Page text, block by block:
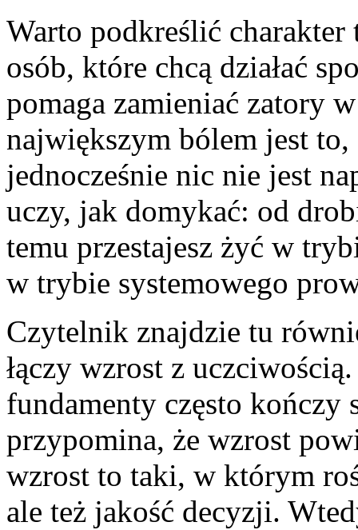
Warto podkreślić
osób, które chcą działać
pomaga zamieniać zatory
największym bólem jest to,
jednocześnie nic nie jest
uczy, jak domykać: od
temu przestajesz żyć w
w trybie systemowego
Czytelnik znajdzie tu
łączy wzrost z
fundamenty często kończy
przypomina, że wzrost
wzrost to taki, w którym
ale też jakość decyzji.